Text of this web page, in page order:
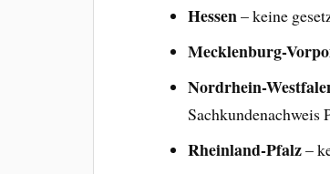
Hessen– keine
Mecklenburg-
Nordrhein-
Sachkundenachweis
Rheinland-Pfalz–